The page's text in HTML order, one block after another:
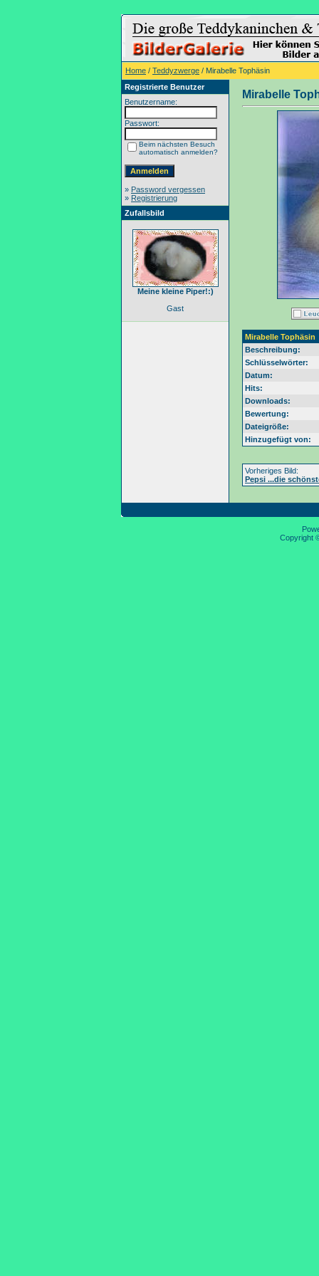
Home / Teddyzwerge / Mirabelle Tophäsin
Registrierte Benutzer
Benutzername:
Passwort:
Beim nächsten Besuch
automatisch anmelden?
» Password vergessen
» Registrierung
Zufallsbild
Meine kleine Piper!:)
Gast
Mirabelle
Mirabelle Tophäsin
Beschreibung:
Schlüsselwörter:
Datum:
Hits:
Downloads:
Bewertung:
Dateigröße:
Hinzugefügt von:
Vorheriges Bild:
Pepsi ...die
Copyright